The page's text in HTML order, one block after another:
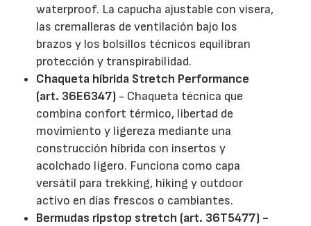
waterproof. La capucha ajustable con visera,
las cremalleras de ventilación bajo los
brazos y los bolsillos técnicos equilibran
protección y transpirabilidad.
Chaqueta híbrida Stretch Performance
(art. 36E6347) - Chaqueta técnica que
combina confort térmico, libertad de
movimiento y ligereza mediante una
construcción híbrida con insertos y
acolchado ligero. Funciona como capa
versátil para trekking, hiking y outdoor
activo en días frescos o cambiantes.
Bermudas ripstop stretch (art. 36T5477) -